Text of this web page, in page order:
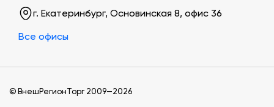
г. Екатеринбург, Основинская 8, офис 36
Все офисы
© ВнешРегионТорг 2009—2026